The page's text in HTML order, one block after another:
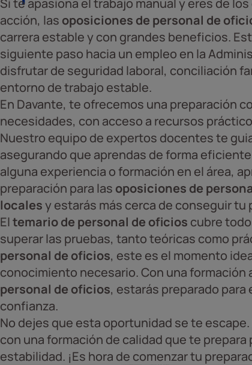
Si te apasiona el trabajo manual y eres de
acción, las oposiciones de personal de
carrera estable y con grandes beneficios.
siguiente paso hacia un empleo en la
disfrutar de seguridad laboral, conciliación
entorno de trabajo estable.
En Davante, te ofrecemos una preparación
necesidades, con acceso a recursos
Nuestro equipo de expertos docentes te
asegurando que aprendas de forma
alguna experiencia o formación en el área,
preparación para las oposiciones de
localesy estarás más cerca de conseguir tu
Eltemario de personal de oficios cubre
superar las pruebas, tanto teóricas como
personal de oficios, este es el momento
conocimiento necesario. Con una formación
personal de oficios, estarás preparado
confianza.
No dejes que esta oportunidad se te
con una formación de calidad que te
estabilidad. ¡Es hora de comenzar tu